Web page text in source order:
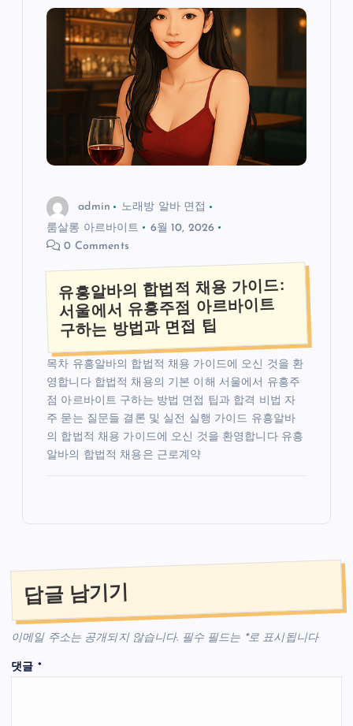
admin
노래방 알바 면접
룸살롱 아르바이트
6월 10, 2026
0 Comments
유흥알바의 합법적 채용 가이드:
서울에서 유흥주점 아르바이트
구하는 방법과 면접 팁
목차 유흥알바의 합법적 채용 가이드에 오신 것을 환
영합니다 합법적 채용의 기본 이해 서울에서 유흥주
점 아르바이트 구하는 방법 면접 팁과 합격 비법 자
주 묻는 질문들 결론 및 실전 실행 가이드 유흥알바
의 합법적 채용 가이드에 오신 것을 환영합니다 유흥
알바의 합법적 채용은 근로계약
답글 남기기
이메일 주소는 공개되지 않습니다. 필수 필드는 *로 표시됩니다
댓글 *